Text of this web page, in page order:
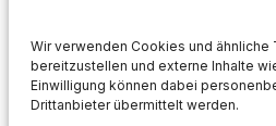
Wir verwenden Cookies und
bereitzustellen und externe Inhalte
Einwilligung können dabei
Drittanbieter übermittelt werden.